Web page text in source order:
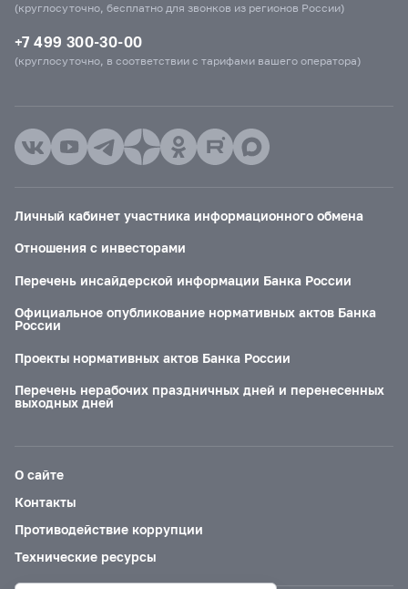
(круглосуточно, бесплатно для звонков из регионов России)
+7 499 300-30-00
(круглосуточно, в соответствии с тарифами вашего оператора)
Личный кабинет участника информационного обмена
Отношения с инвесторами
Перечень инсайдерской информации Банка России
Официальное опубликование нормативных актов Банка
России
Проекты нормативных актов Банка России
Перечень нерабочих праздничных дней и перенесенных
выходных дней
О сайте
Контакты
Противодействие коррупции
Технические ресурсы